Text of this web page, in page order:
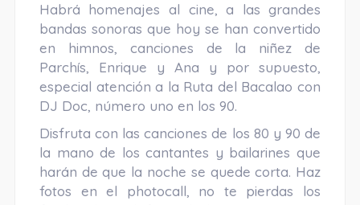
Habrá homenajes al cine, a las grandes
bandas sonoras que hoy se han convertido
en himnos, canciones de la niñez de
Parchís, Enrique y Ana y por supuesto,
especial atención a la Ruta del Bacalao con
DJ Doc, número uno en los 90.
Disfruta con las canciones de los 80 y 90 de
la mano de los cantantes y bailarines que
harán de que la noche se quede corta. Haz
fotos en el photocall, no te pierdas los